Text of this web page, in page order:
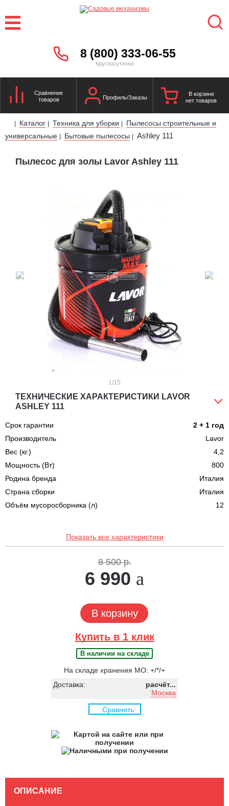
8 (800) 333-06-55
Круглосуточно
Сравнение
товаров
Профиль/Заказы
В корзине
нет товаров
| Каталог | Техника для уборки |
Пылесосы строительные и
универсальные | Бытовые пылесосы | Ashley 111
Пылесос для золы Lavor Ashley 111
1 /15
ТЕХНИЧЕСКИЕ ХАРАКТЕРИСТИКИ LAVOR
ASHLEY 111
Срок гарантии
2 + 1 год
Производитель
Lavor
Вес (кг.)
4,2
Мощность (Вт)
800
Родина бренда
Италия
Страна сборки
Италия
Объём мусоросборника (л)
12
Показать все характеристики
8 500 р.
6 990
В корзину
Купить в 1 клик
В наличии на складе
На складе хранения МО: +/*/+
Доставка:
расчёт...
Москва
Сравнить
ОПИСАНИЕ